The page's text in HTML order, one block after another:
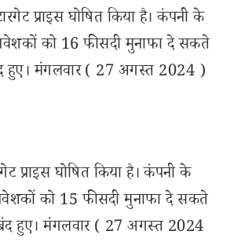
प्राइस घोषित किया है। कंपनी के
को 16 फीसदी मुनाफा दे सकते
हुए। मंगलवार ( 27 अगस्त 2024 )
घोषित किया है। कंपनी के
को 15 फीसदी मुनाफा दे सकते
हुए। मंगलवार ( 27 अगस्त 2024